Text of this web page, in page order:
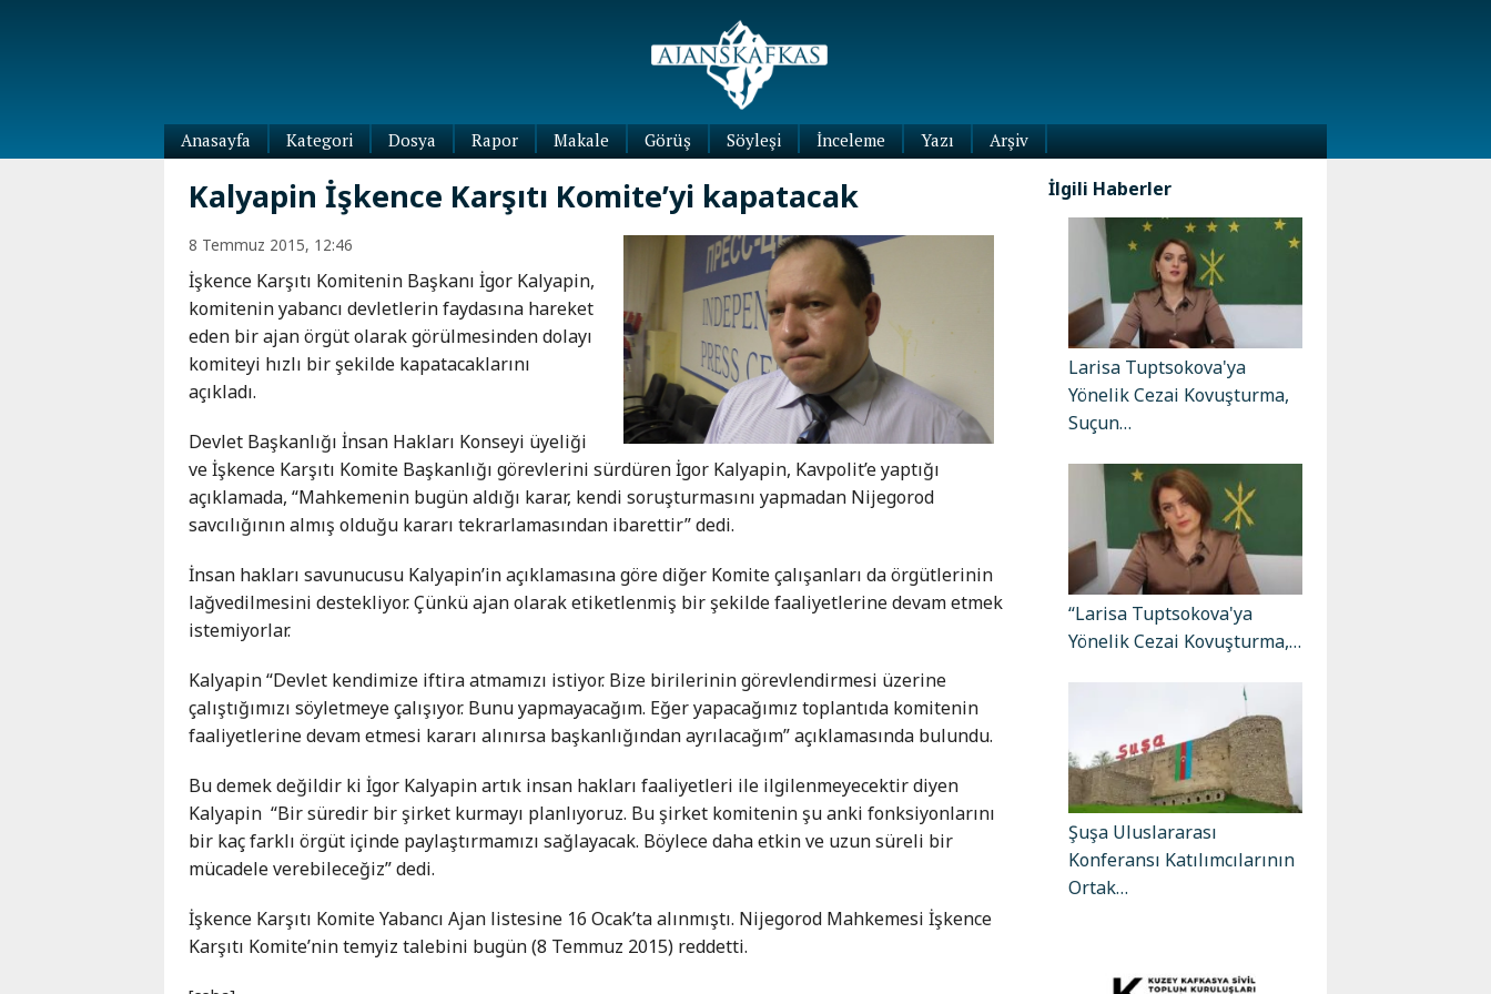
Anasayfa
Kategori
Dünya
Abhazya
Adıgey
Çeçenya
Dağıstan
Güney
İnguşetya
Kabardey-
Balkar
Karaçay-
Çerkes
Krasnodar
Kray
Kuzey
Stavropol
Kray
Kafkas-
Ötesi
Azerbaycan
Ermenistan
Gürcistan
Dosya Rapor Makale Görüş Söyleşi İnceleme
Yazı
Arşiv
Kalyapin İşkence Karşıtı Komite’yi kapatacak
8 Temmuz 2015, 12:46
İşkence Karşıtı Komitenin Başkanı İgor Kalyapin,
komitenin yabancı devletlerin faydasına hareket
eden bir ajan örgüt olarak görülmesinden dolayı
komiteyi hızlı bir şekilde kapatacaklarını
açıkladı.
Devlet Başkanlığı İnsan Hakları Konseyi üyeliği
ve İşkence Karşıtı Komite Başkanlığı görevlerini sürdüren İgor Kalyapin, Kavpolit’e yaptığı
açıklamada, “Mahkemenin bugün aldığı karar, kendi soruşturmasını yapmadan Nijegorod
savcılığının almış olduğu kararı tekrarlamasından ibarettir” dedi.
İnsan hakları savunucusu Kalyapin’in açıklamasına göre diğer Komite çalışanları da örgütlerinin
lağvedilmesini destekliyor. Çünkü ajan olarak etiketlenmiş bir şekilde faaliyetlerine devam etmek
istemiyorlar.
Kalyapin “Devlet kendimize iftira atmamızı istiyor. Bize birilerinin görevlendirmesi üzerine
çalıştığımızı söyletmeye çalışıyor. Bunu yapmayacağım. Eğer yapacağımız toplantıda komitenin
faaliyetlerine devam etmesi kararı alınırsa başkanlığından ayrılacağım” açıklamasında bulundu.
Bu demek değildir ki İgor Kalyapin artık insan hakları faaliyetleri ile ilgilenmeyecektir diyen
Kalyapin “Bir süredir bir şirket kurmayı planlıyoruz. Bu şirket komitenin şu anki fonksiyonlarını
bir kaç farklı örgüt içinde paylaştırmamızı sağlayacak. Böylece daha etkin ve uzun süreli bir
mücadele verebileceğiz” dedi.
İşkence Karşıtı Komite Yabancı Ajan listesine 16 Ocak’ta alınmıştı. Nijegorod Mahkemesi İşkence
Karşıtı Komite’nin temyiz talebini bugün (8 Temmuz 2015) reddetti.
İlgili Haberler
Larisa Tuptsokova'ya
Yönelik Cezai Kovuşturma,
Suçun…
“Larisa Tuptsokova'ya
Yönelik Cezai Kovuşturma,…
Şuşa Uluslararası
Konferansı Katılımcılarının
Ortak…